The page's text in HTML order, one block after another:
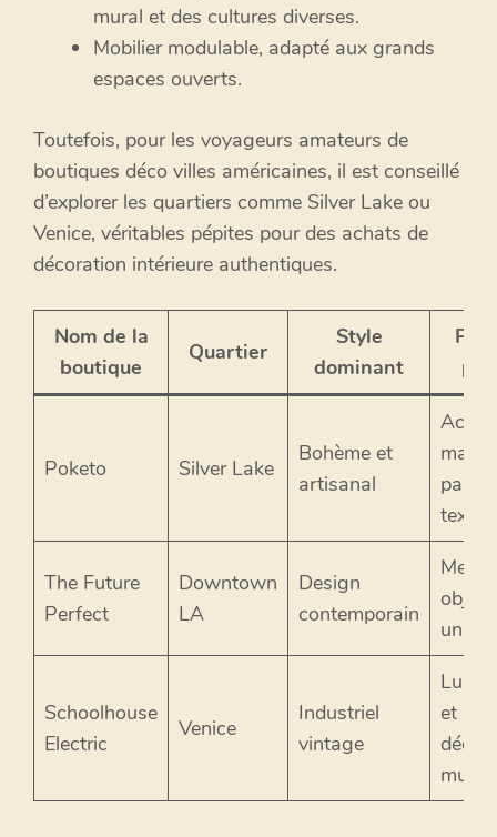
mural et des cultures diverses.
Mobilier modulable, adapté aux grands
espaces ouverts.
Toutefois, pour les voyageurs amateurs de
boutiques déco villes américaines, il est conseillé
d’explorer les quartiers comme Silver Lake ou
Venice, véritables pépites pour des achats de
décoration intérieure authentiques.
Nom de la
boutique
Quartier
Style
dominant
Poketo Silver Lake
Bohème et
artisanal
The Future
Perfect
Downtown
LA
Design
contemporain
Schoolhouse
Electric
Venice
Industriel
vintage
et